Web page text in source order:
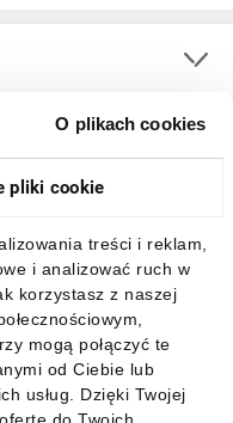
O plikach cookies
pliki cookie
treści i reklam,
i analizować ruch w
korzystasz z naszej
mogą połączyć te
od Ciebie lub
usług. Dzięki Twojej
mobilną: